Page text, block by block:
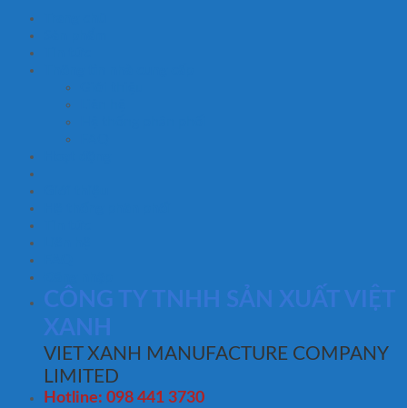
CÔNG TY TNHH SẢN XUẤT VIỆT
XANH
VIET XANH MANUFACTURE COMPANY
LIMITED
Hotline: 098 441 3730